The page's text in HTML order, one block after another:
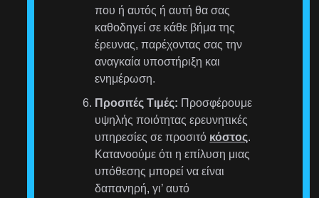
που ή αυτός ή αυτή θα σας
καθοδηγεί σε κάθε βήμα της
έρευνας, παρέχοντας σας την
αναγκαία υποστήριξη και
ενημέρωση.
Προσιτές Τιμές: Προσφέρουμε
υψηλής ποιότητας ερευνητικές
υπηρεσίες σε προσιτό κόστος.
Κατανοούμε ότι η επίλυση μιας
υπόθεσης μπορεί να είναι
δαπανηρή, γι’ αυτό